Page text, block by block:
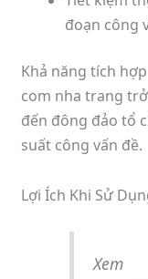
đoạn công
Khả năng tích
com nha trang
đến đông đảo tổ
suất công vấn đề.
Lợi Ích Khi Sử
Xem